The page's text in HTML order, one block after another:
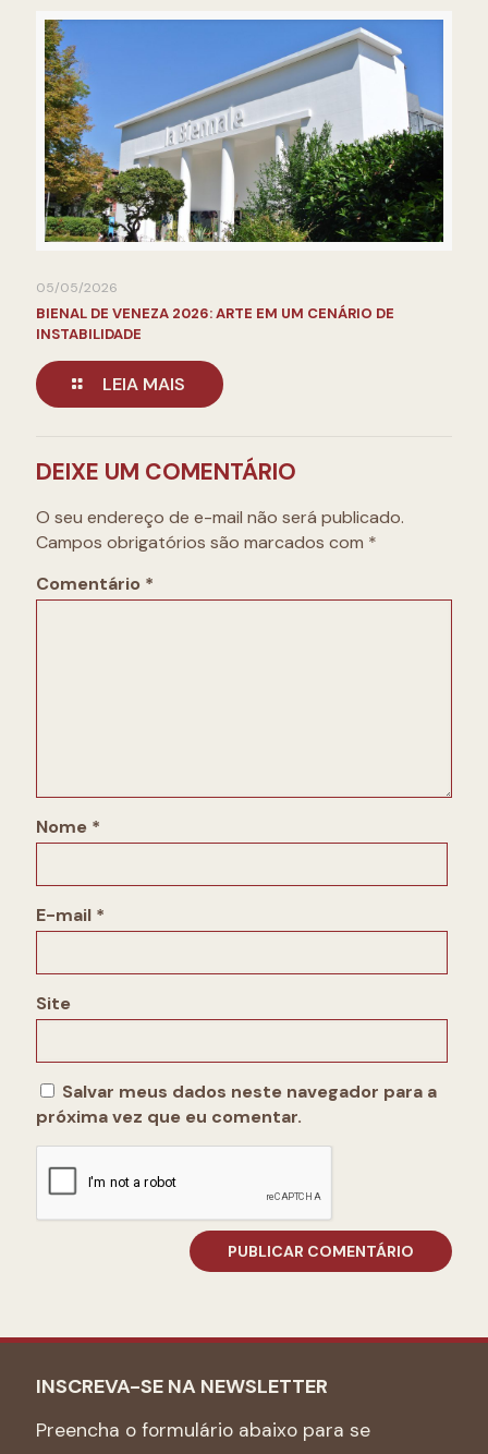
05/05/2026
BIENAL DE VENEZA 2026: ARTE EM UM CENÁRIO DE
INSTABILIDADE
LEIA MAIS
DEIXE UM COMENTÁRIO
O seu endereço de e-mail não será publicado.
Campos obrigatórios são marcados com *
Comentário *
Nome *
E-mail *
Site
Salvar meus dados neste navegador para a
próxima vez que eu comentar.
INSCREVA-SE NA NEWSLETTER
Preencha o formulário abaixo para se